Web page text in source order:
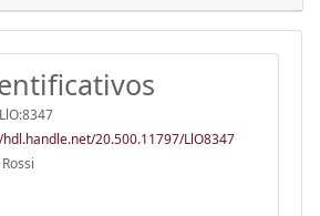
LlO:8347
20.500.11797/LlO8347